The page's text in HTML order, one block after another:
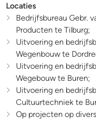
Locaties
Bedrijfsbureau Gebr.
Producten te Tilburg;
Uitvoering en
Wegenbouw te
Uitvoering en
Wegebouw te Buren;
Uitvoering en
Cultuurtechniek te
Op projecten op